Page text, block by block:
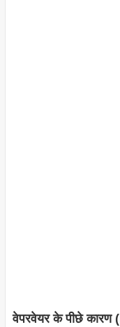
वेपरवेयर के पीछे